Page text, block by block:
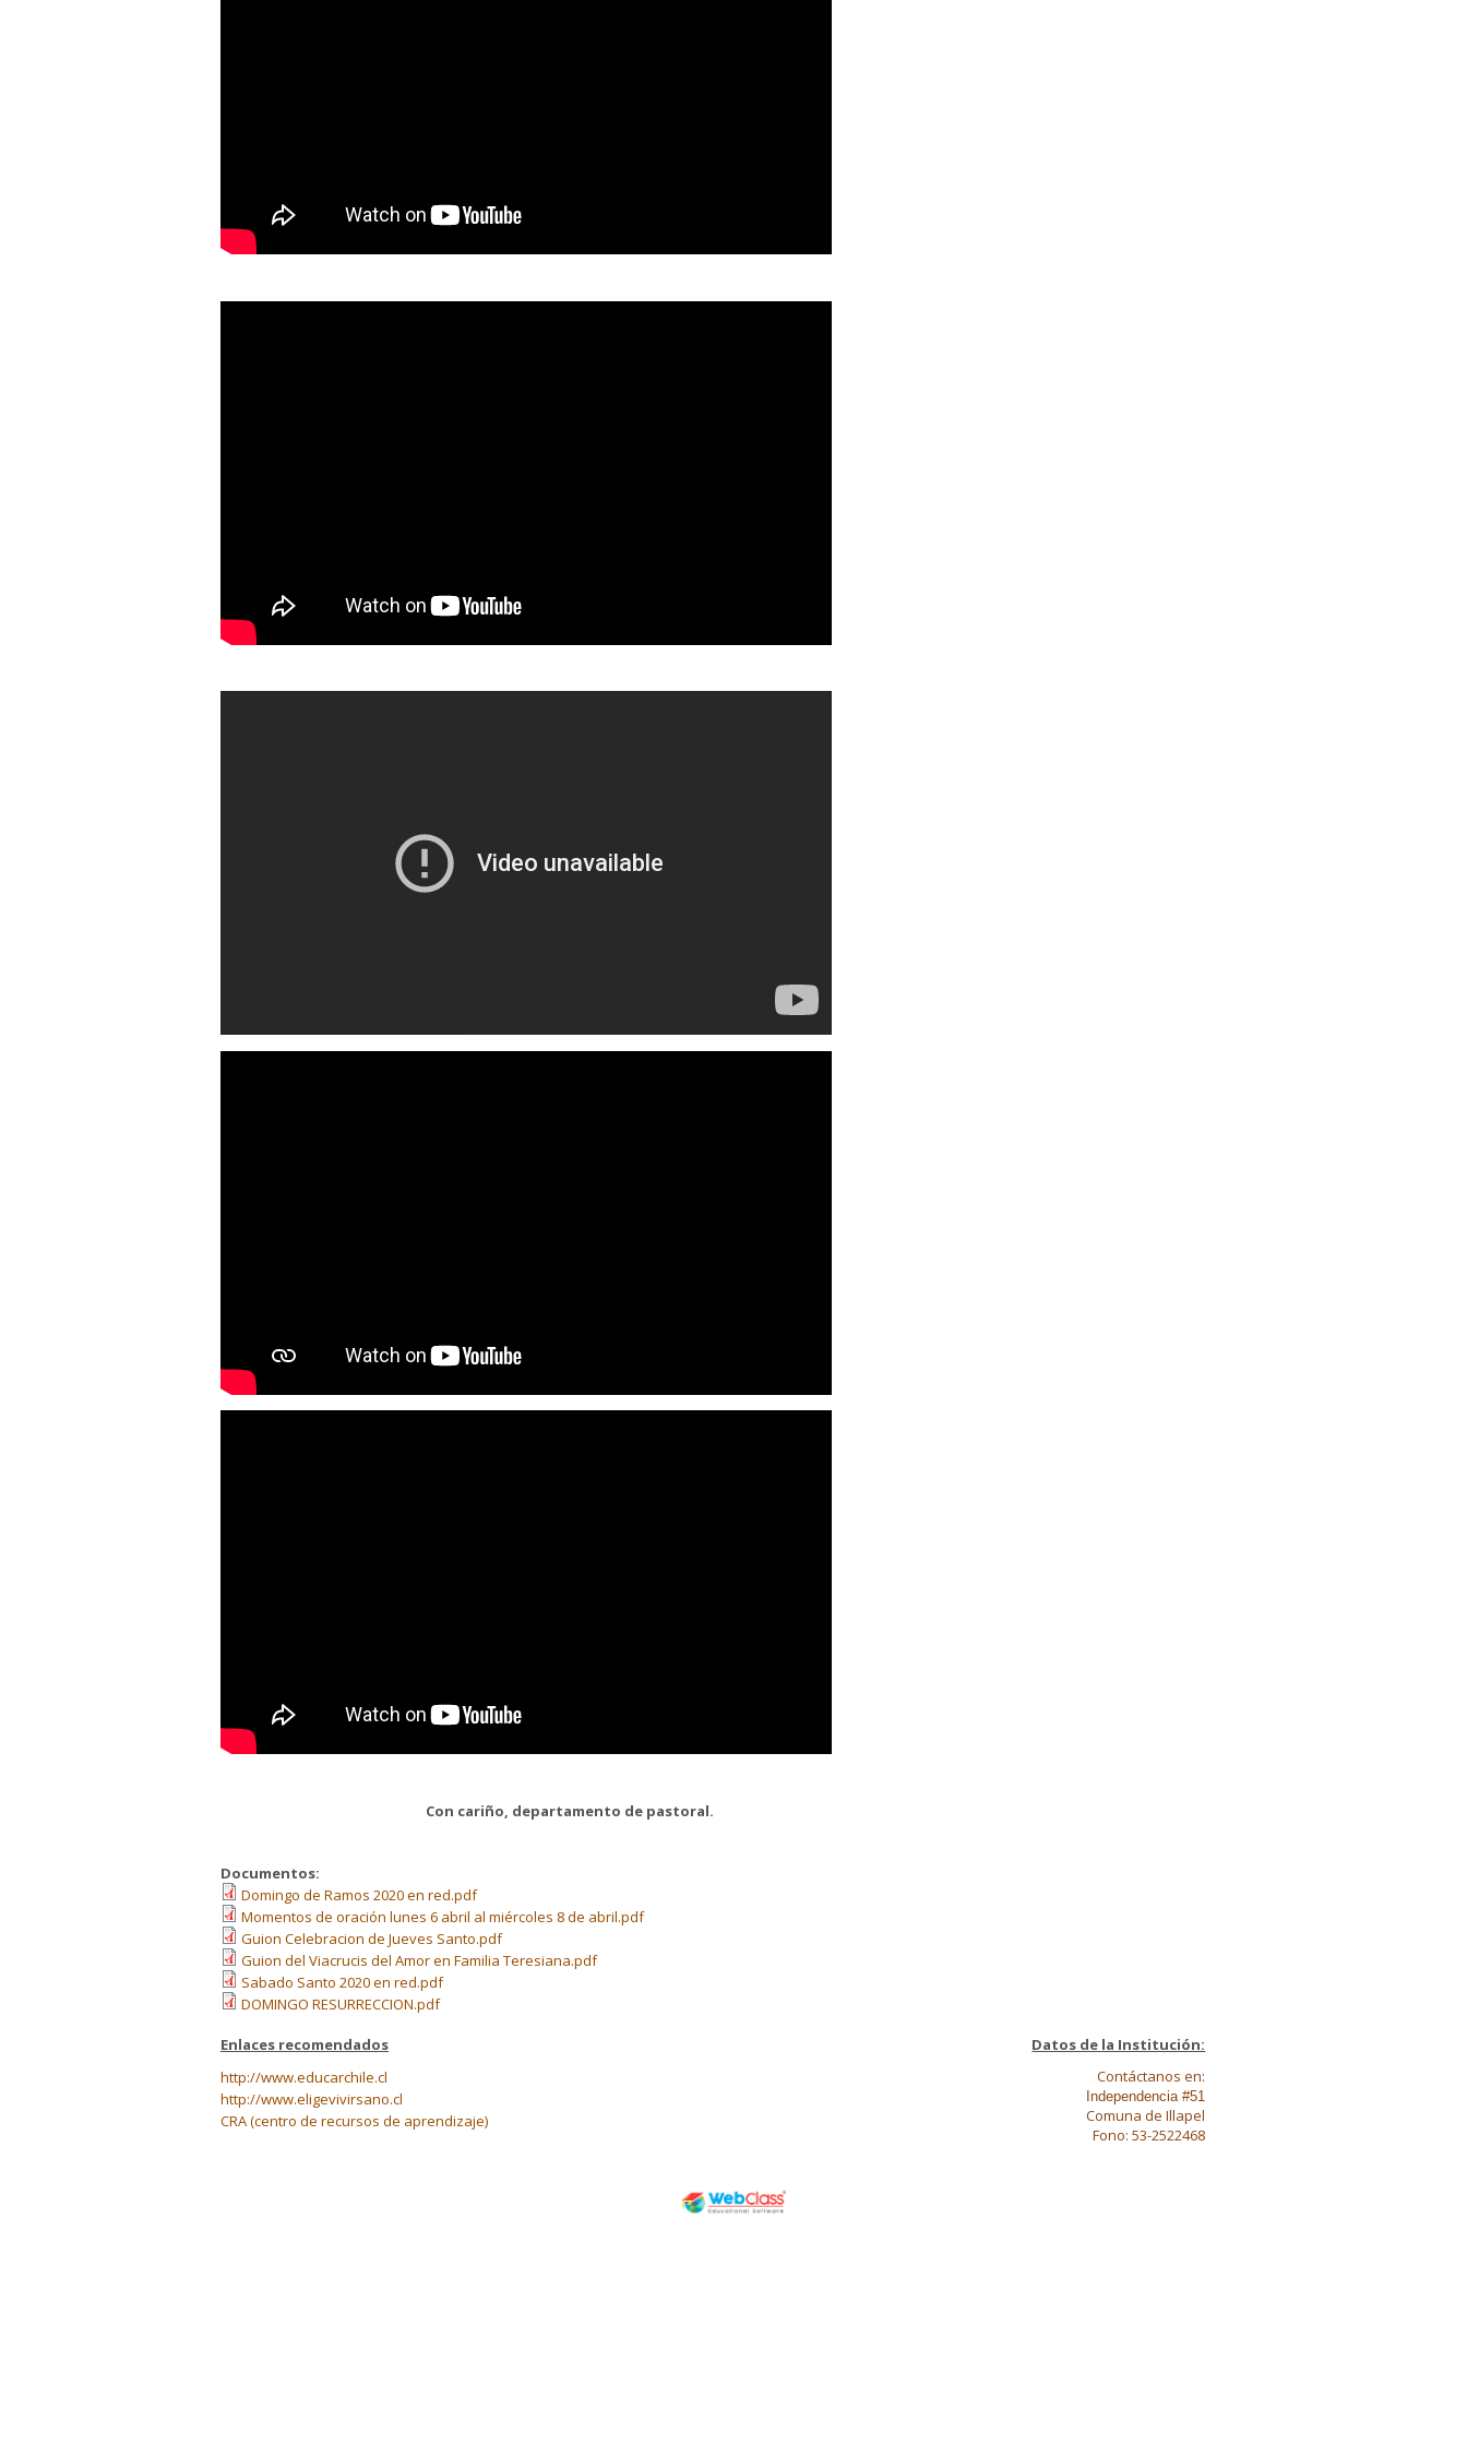
Con cariño, departamento de pastoral.
Documentos:
Domingo de Ramos 2020 en red.pdf
Momentos de oración lunes 6 abril al miércoles 8 de abril.pdf
Guion Celebracion de Jueves Santo.pdf
Guion del Viacrucis del Amor en Familia Teresiana.pdf
Sabado Santo 2020 en red.pdf
DOMINGO RESURRECCION.pdf
Enlaces recomendados
http://www.educarchile.cl
http://www.eligevivirsano.cl
CRA (centro de recursos de aprendizaje)
Datos de la Institución:
Contáctanos en:
Independencia #51
Comuna de Illapel
Fono: 53-2522468